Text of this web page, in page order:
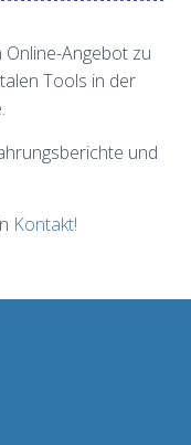
Online-Angebotzu
Tools in der
und
Kontakt!